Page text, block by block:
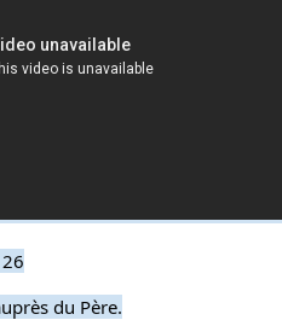
du Père.